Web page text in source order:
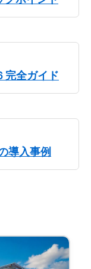
完全ガイド
導入事例